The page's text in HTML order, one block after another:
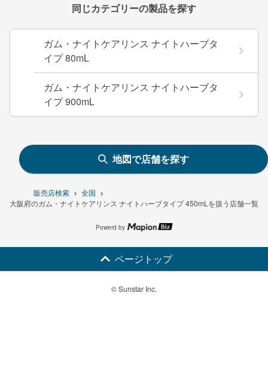
販売店検索
全国
大阪府のガム・ナイトケアリンス ナイトハーブタイプ 450mLを扱う店舗一覧
同じカテゴリーの製品を探す
ガム・ナイトケアリンス ナイトハーブタ
イプ 80mL
ガム・ナイトケアリンス ナイトハーブタ
イプ 900mL
地図で店舗を探す
Powerd by
ページトップ
© Sunstar Inc.